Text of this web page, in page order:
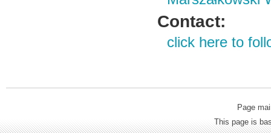
Contact:
click here to
Page
This page is